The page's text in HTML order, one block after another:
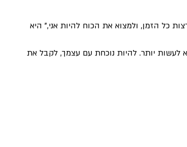
כל הזמן, ולמצוא את הכוח להיות אני," היא
לעשות יותר. להיות נוכחת עם עצמך, לקבל את